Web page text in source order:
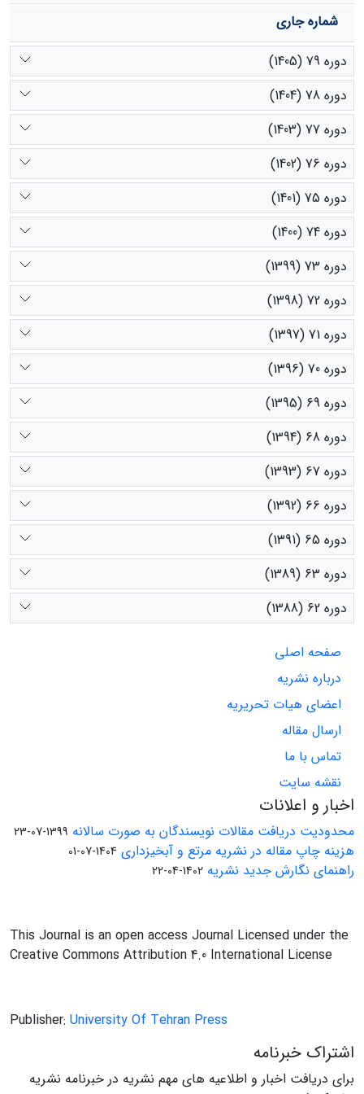
شماره جاری
دوره 79 (1405)
دوره 78 (1404)
دوره 77 (1403)
دوره 76 (1402)
دوره 75 (1401)
دوره 74 (1400)
دوره 73 (1399)
دوره 72 (1398)
دوره 71 (1397)
دوره 70 (1396)
دوره 69 (1395)
دوره 68 (1394)
دوره 67 (1393)
دوره 66 (1392)
دوره 65 (1391)
دوره 63 (1389)
دوره 62 (1388)
صفحه اصلی
درباره نشریه
اعضای هیات تحریریه
ارسال مقاله
تماس با ما
نقشه سایت
اخبار و اعلانات
محدودیت دریافت مقالات نویسندگان به صورت سالانه 1399-07-23
هزینه چاپ مقاله در نشریه مرتع و آبخیزداری 1404-07-01
راهنمای نگارش جدید نشریه 1402-04-22
This Journal is an open access Journal Licensed under the
Creative Commons Attribution 4.0 International License
Publisher: University Of Tehran Press
اشتراک خبرنامه
برای دریافت اخبار و اطلاعیه های مهم نشریه در خبرنامه نشریه